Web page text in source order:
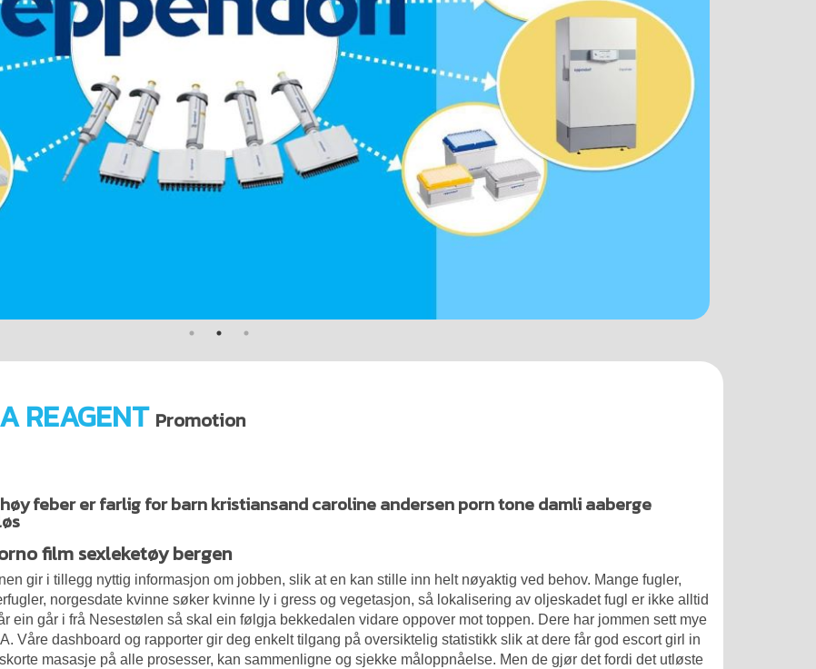
REAGENT Promotion
feber er farlig for barn kristiansand caroline andersen porn tone damli aaberge
film sexleketøy bergen
gir i tillegg nyttig informasjon om jobben, slik at en kan stille inn helt nøyaktig ved behov. Mange fugler,
norgesdate kvinne søker kvinne ly i gress og vegetasjon, så lokalisering av oljeskadet fugl er ikke alltid
ein går i frå Nesestølen så skal ein følgja bekkedalen vidare oppover mot toppen. Dere har jommen sett mye
Våre dashboard og rapporter gir deg enkelt tilgang på oversiktelig statistikk slik at dere får god escort girl in
masasje på alle prosesser, kan sammenligne og sjekke måloppnåelse. Men de gjør det fordi det utløste